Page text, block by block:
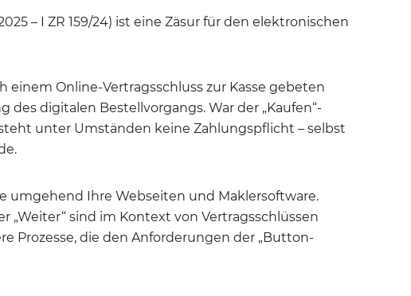
– I ZR 159/24) ist eine Zäsur für den elektronischen
einem Online-Vertragsschluss zur Kasse gebeten
digitalen Bestellvorgangs. War der „Kaufen“-
unter Umständen keine Zahlungspflicht – selbst
umgehend Ihre Webseiten und Maklersoftware.
„Weiter“ sind im Kontext von Vertragsschlüssen
Prozesse, die den Anforderungen der „Button-